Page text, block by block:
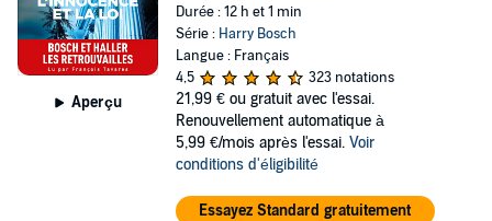
Aperçu
Durée : 12 h et 1 min
Série : Harry Bosch
Langue : Français
4,5
323 notations
21,99 € ou gratuit avec l'essai.
Renouvellement automatique à
5,99 €/mois après l'essai. Voir
conditions d'éligibilité
Essayez Standard gratuitement